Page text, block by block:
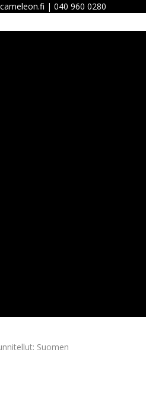
| 040 960 0280
Suomen